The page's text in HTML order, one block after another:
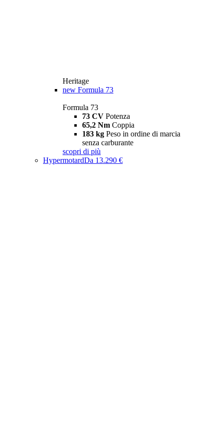
Heritage
new Formula 73
Formula 73
73 CV Potenza
65,2 Nm Coppia
183 kg Peso in ordine di marcia
senza carburante
scopri di più
HypermotardDa 13.290 €